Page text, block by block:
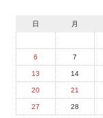
日 月
6 7
13 14
20 21
27 28